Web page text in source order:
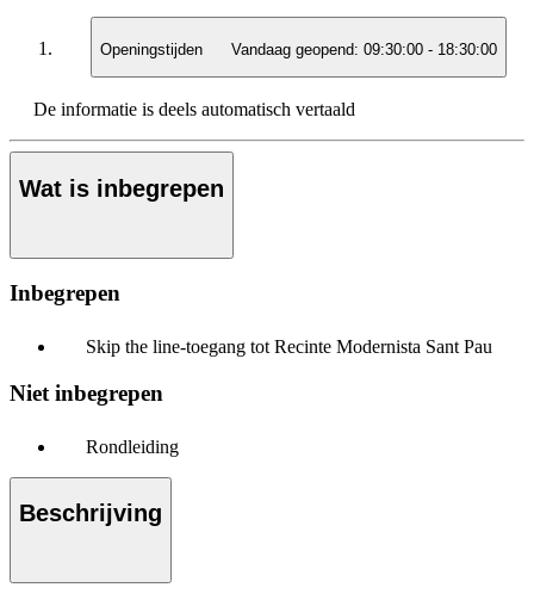
Openingstijden Vandaag geopend: 09:30:00 - 18:30:00
De informatie is deels automatisch vertaald
Wat is inbegrepen
Inbegrepen
Skip the line-toegang tot Recinte Modernista Sant Pau
Niet inbegrepen
Rondleiding
Beschrijving